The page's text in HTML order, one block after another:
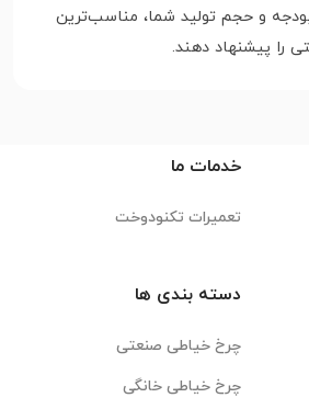
و حجم تولید شما، مناسب‌ترین
را پیشنهاد دهند.
خدمات ما
تعمیرات تکنودوخت
دسته بندی ها
چرخ خیاطی صنعتی
چرخ خیاطی خانگی